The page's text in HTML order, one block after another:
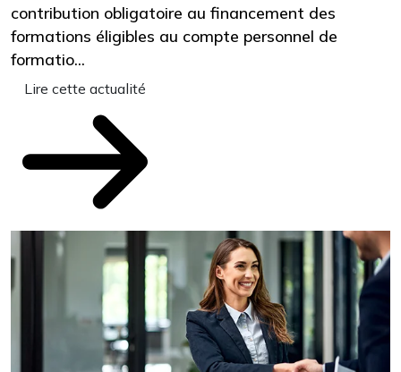
contribution obligatoire au financement des
formations éligibles au compte personnel de
formatio...
Lire cette actualité